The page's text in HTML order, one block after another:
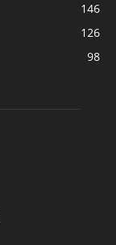
146
126
98